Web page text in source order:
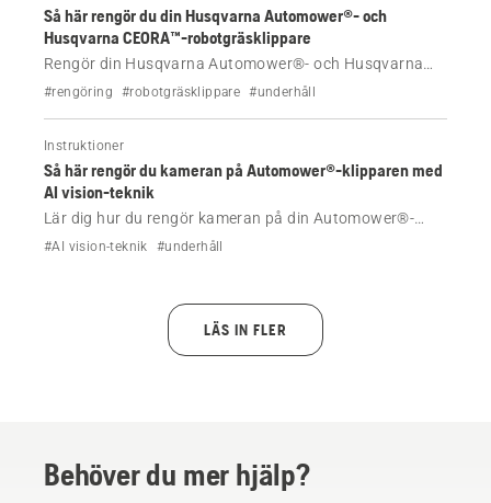
Så här rengör du din Husqvarna Automower®- och
Husqvarna CEORA™-robotgräsklippare
Rengör din Husqvarna Automower®- och Husqvarna
CEORA™-robotgräsklippare regelbundet för att få bästa
#rengöring #robotgräsklippare #underhåll
Instruktioner
Så här rengör du kameran på Automower®-klipparen med
AI vision-teknik
Lär dig hur du rengör kameran på din Automower®-
robotgräsklippare med AI vision-teknik. Följ de enkla
#AI vision-teknik #underhåll
LÄS IN FLER
Behöver du mer hjälp?